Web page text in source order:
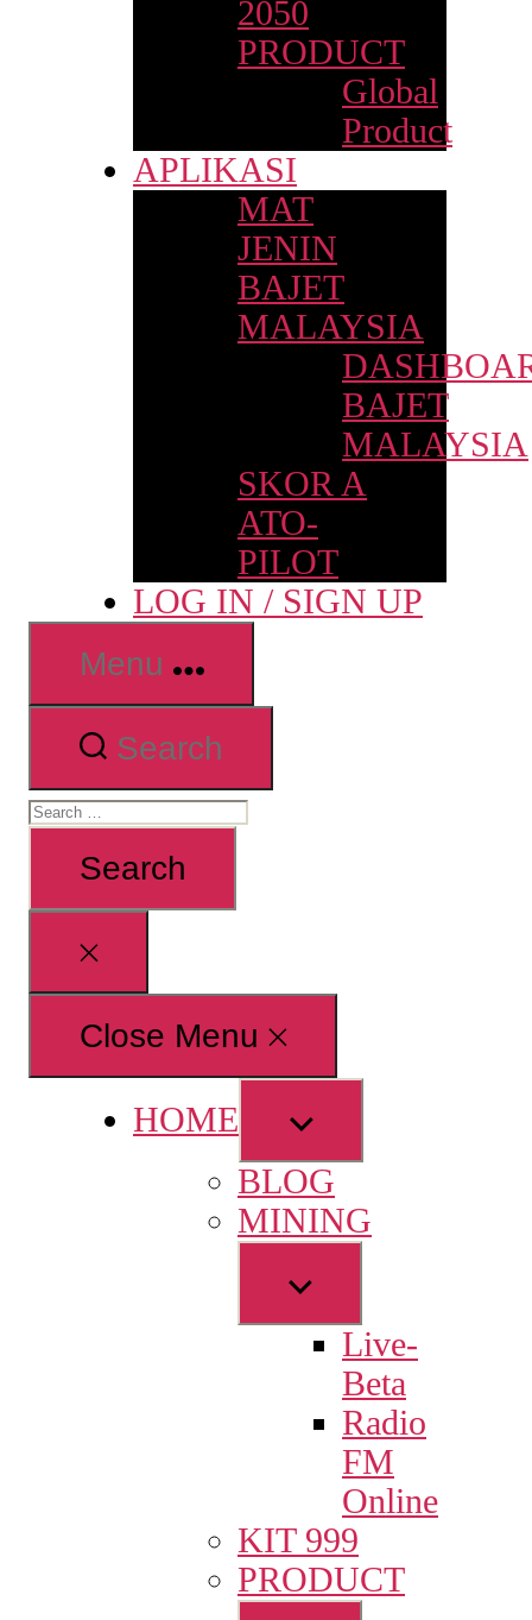
2050
PRODUCT
Global
Product
APLIKASI
MAT
JENIN
BAJET
MALAYSIA
BAJET
MALAYSIA
SKOR A
ATO-
PILOT
LOG IN / SIGN UP
Menu
Search
Search
Close
search
Close Menu
HOME
Show
sub
menu
BLOG
MINING
Show
sub
menuLive-
Beta
Radio
FM
Online
KIT 999
PRODUCT